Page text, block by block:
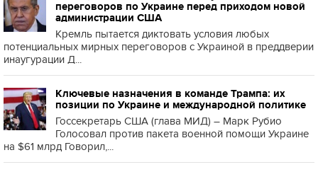
переговоров по Украине перед приходом новой
администрации США
Кремль пытается диктовать условия любых
потенциальных мирных переговоров с Украиной в преддверии
инаугурации Д...
Ключевые назначения в команде Трампа: их
позиции по Украине и международной политике
Госсекретарь США (глава МИД) – Марк Рубио
Голосовал против пакета военной помощи Украине
на $61 млрд Говорил,...